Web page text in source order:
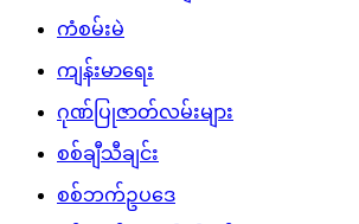
ကံစမ်းမဲ
ကျန်းမာရေး
ဂုဏ်ပြုဇာတ်လမ်းများ
စစ်ချီသီချင်း
စစ်ဘက်ဥပဒေ